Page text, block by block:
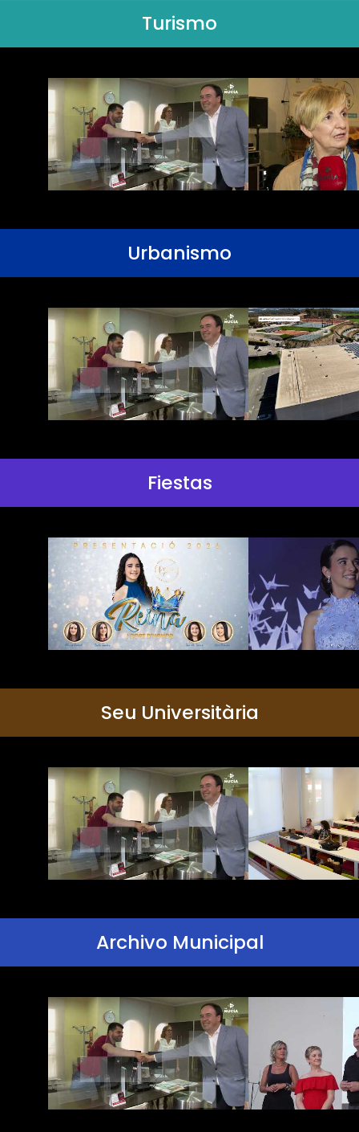
Turismo
Urbanismo
Fiestas
Seu Universitària
Archivo Municipal